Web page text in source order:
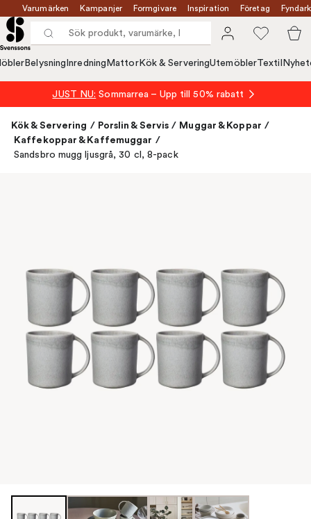
Varumärken Kampanjer Formgivare Inspiration Företag
Belysning Inredning MattorKök & ServeringUtemöblerTextil
JUST NU: Sommarrea – Upp till 50% rabatt
Kök & Servering / Porslin & Servis / Muggar & Koppar /
Kaffekoppar & Kaffemuggar /
Sandsbro mugg ljusgrå, 30 cl, 8-pack